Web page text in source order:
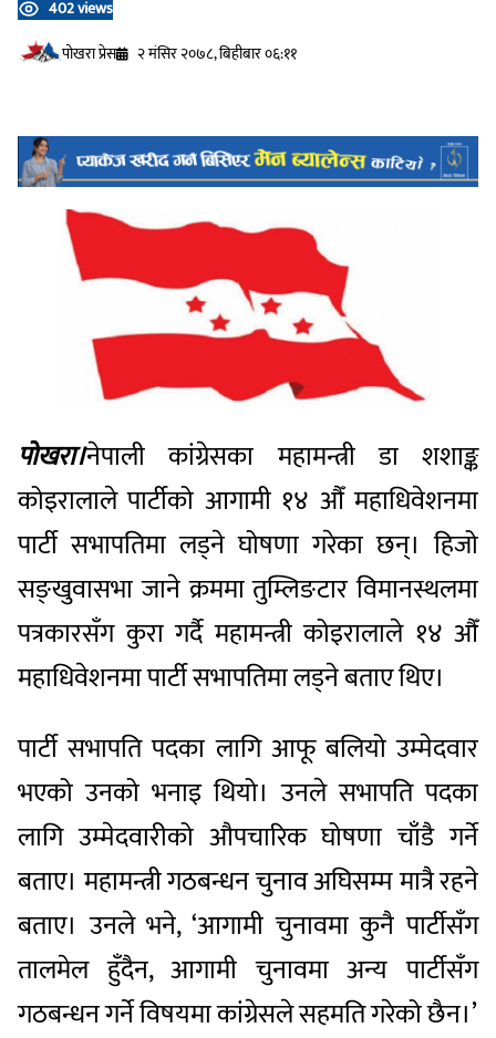
402 views
प‍ोखरा प्रेस
२ मंसिर २०७८, बिहीबार ०६:११
पोखरा।नेपाली कांग्रेसका महामन्त्री डा शशाङ्क
कोइरालाले पार्टीको आगामी १४ औँ महाधिवेशनमा
पार्टी सभापतिमा लड्ने घोषणा गरेका छन्। हिजो
सङ्खुवासभा जाने क्रममा तुम्लिङटार विमानस्थलमा
पत्रकारसँग कुरा गर्दै महामन्त्री कोइरालाले १४ औँ
महाधिवेशनमा पार्टी सभापतिमा लड्ने बताए थिए।
पार्टी सभापति पदका लागि आफू बलियो उम्मेदवार
भएको उनको भनाइ थियो। उनले सभापति पदका
लागि उम्मेदवारीको औपचारिक घोषणा चाँडै गर्ने
बताए। महामन्त्री गठबन्धन चुनाव अघिसम्म मात्रै रहने
बताए। उनले भने, ‘आगामी चुनावमा कुनै पार्टीसँग
तालमेल हुँदैन, आगामी चुनावमा अन्य पार्टीसँग
गठबन्धन गर्ने विषयमा कांग्रेसले सहमति गरेको छैन।’